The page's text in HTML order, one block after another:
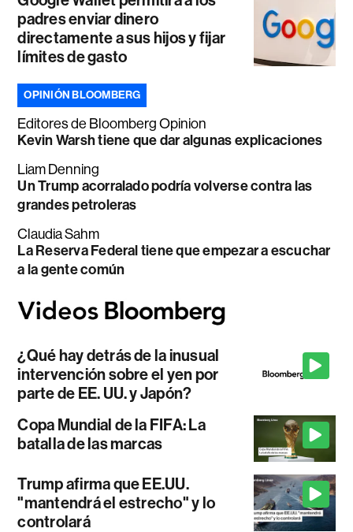
padres enviar dinero
directamente a sus hijos y fijar
límites de gasto
OPINIÓN BLOOMBERG
Editores de Bloomberg Opinion
Kevin Warsh tiene que dar algunas explicaciones
Liam Denning
Un Trump acorralado podría volverse contra las
grandes petroleras
Claudia Sahm
La Reserva Federal tiene que empezar a escuchar
a la gente común
¿Qué hay detrás de la inusual
intervención sobre el yen por
parte de EE. UU. y Japón?
Copa Mundial de la FIFA: La
batalla de las marcas
Trump afirma que EE.UU.
"mantendrá el estrecho" y lo
controlará